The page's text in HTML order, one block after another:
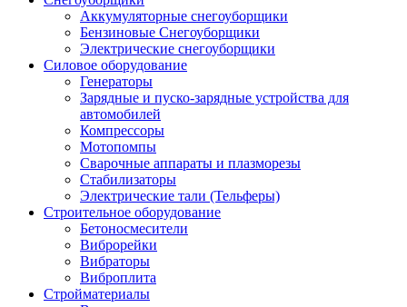
Аккумуляторные снегоуборщики
Бензиновые Снегоуборщики
Электрические снегоуборщики
Силовое оборудование
Генераторы
Зарядные и пуско-зарядные устройства для
автомобилей
Компрессоры
Мотопомпы
Сварочные аппараты и плазморезы
Стабилизаторы
Электрические тали (Тельферы)
Строительное оборудование
Бетоносмесители
Виброрейки
Вибраторы
Виброплита
Стройматериалы